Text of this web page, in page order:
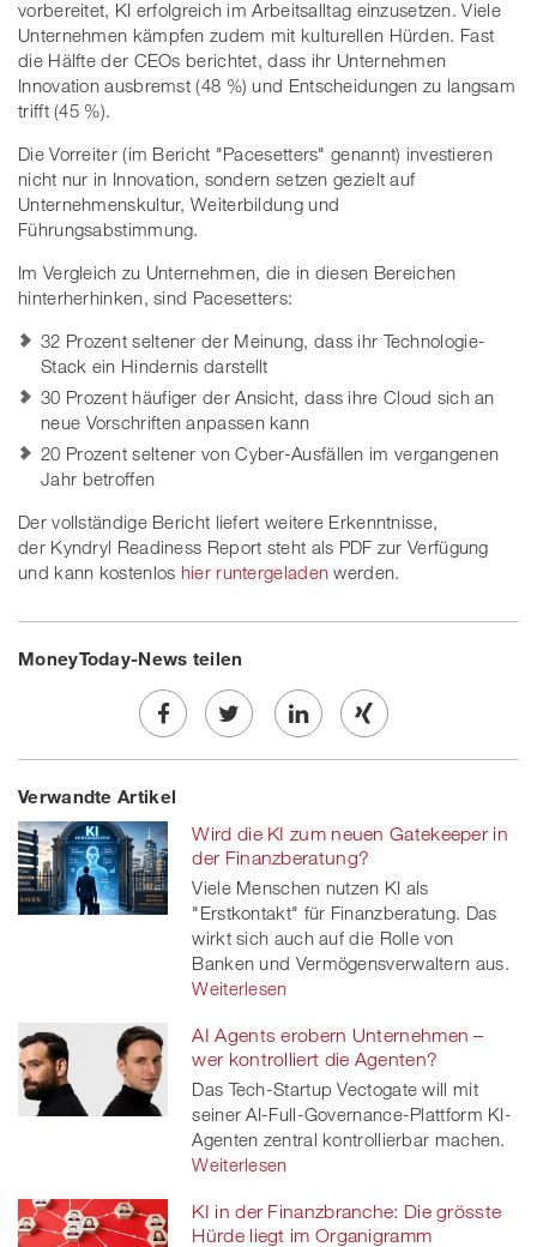
vorbereitet, KI erfolgreich im Arbeitsalltag einzusetzen. Viele
Unternehmen kämpfen zudem mit kulturellen Hürden. Fast
die Hälfte der CEOs berichtet, dass ihr Unternehmen
Innovation ausbremst (48 %) und Entscheidungen zu langsam
trifft (45 %).
Die Vorreiter (im Bericht "Pacesetters" genannt) investieren
nicht nur in Innovation, sondern setzen gezielt auf
Unternehmenskultur, Weiterbildung und
Führungsabstimmung.
Im Vergleich zu Unternehmen, die in diesen Bereichen
hinterherhinken, sind Pacesetters:
32 Prozent seltener der Meinung, dass ihr Technologie-
Stack ein Hindernis darstellt
30 Prozent häufiger der Ansicht, dass ihre Cloud sich an
neue Vorschriften anpassen kann
20 Prozent seltener von Cyber-Ausfällen im vergangenen
Jahr betroffen
Der vollständige Bericht liefert weitere Erkenntnisse,
der Kyndryl Readiness Report steht als PDF zur Verfügung
und kann kostenlos hier runtergeladen werden.
MoneyToday-News teilen
Share
on
Facebook
Twe
on
twitt
er
Share
linkedin
Share
Xing
Verwandte Artikel
Wird die KI zum neuen Gatekeeper in
der Finanzberatung?
Viele Menschen nutzen KI als
"Erstkontakt" für Finanzberatung. Das
wirkt sich auch auf die Rolle von
Banken und Vermögensverwaltern aus.
Weiterlesen
AI Agents erobern Unternehmen –
wer kontrolliert die Agenten?
Das Tech-Startup Vectogate will mit
seiner AI-Full-Governance-Plattform KI-
Agenten zentral kontrollierbar machen.
Weiterlesen
KI in der Finanzbranche: Die grösste
Hürde liegt im Organigramm